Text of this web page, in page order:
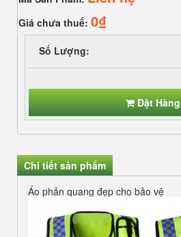
Giá chưa thuế: 0₫
Số Lượng:
Đặt Hàng
Chi tiết sản phẩm
Áo phản quang đẹp cho bảo vệ